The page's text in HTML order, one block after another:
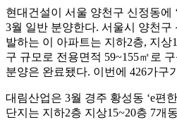
현대건설이 서울 양천구 신정동에
3월 일반 분양한다. 서울시 양천구
발하는 이 아파트는 지하2층, 지상
구 규모로 전용면적 59~155㎡로
분양은 완료됐다. 이번에 426가구
대림산업은 3월 경주 황성동 ‘e편
단지는 지하2층 지상15~20층 7개